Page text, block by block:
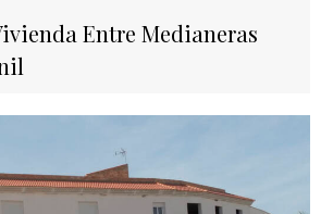
Entre Medianeras